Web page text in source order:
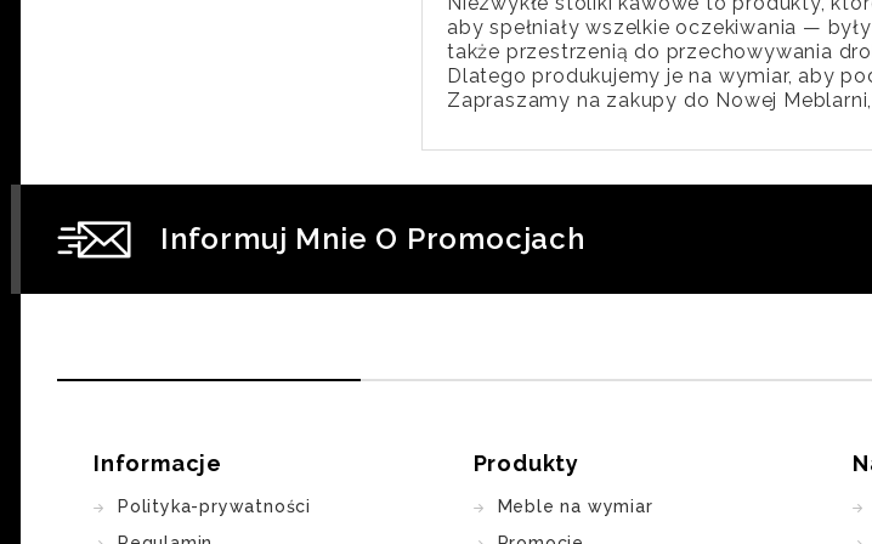
aby spełniały wszelkie oczekiwania —
także przestrzenią do przechowywania
Dlatego produkujemy je na wymiar, aby
Zapraszamy na zakupy do Nowej
Informuj Mnie O Promocjach
Informacje
Polityka-prywatności
Produkty
Meble na wymiar